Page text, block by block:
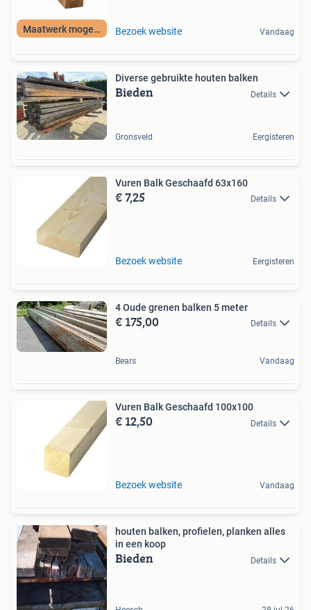
Maatwerk mogelijk Bezoek website Vandaag
Diverse gebruikte houten balken
Bieden Details
Gronsveld Eergisteren
Vuren Balk Geschaafd 63x160
€ 7,25 Details
Bezoek website Eergisteren
4 Oude grenen balken 5 meter
€ 175,00 Details
Bears Vandaag
Vuren Balk Geschaafd 100x100
€ 12,50 Details
Bezoek website Vandaag
houten balken, profielen, planken alles
in een koop
Bieden Details